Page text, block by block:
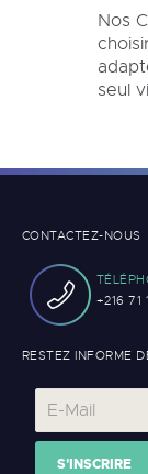
Nos
seul
CONTACTEZ-NOUS
RESTEZ INFORME
+216 71
S'INSCRIRE